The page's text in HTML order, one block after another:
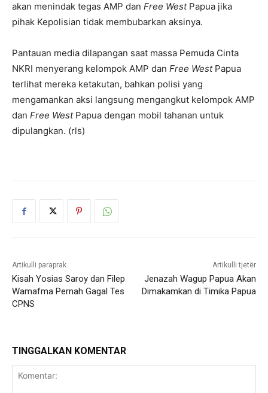
akan menindak tegas AMP dan Free WestPapua jika
pihak Kepolisian tidak membubarkan aksinya.
Pantauan media dilapangan saat massa Pemuda Cinta
NKRI menyerang kelompok AMP dan Free WestPapua
terlihat mereka ketakutan, bahkan polisi yang
mengamankan aksi langsung mengangkut kelompok AMP
dan Free WestPapua dengan mobil tahanan untuk
dipulangkan. (rls)
Artikulli paraprak
Kisah Yosias Saroy dan Filep
Wamafma Pernah Gagal Tes
CPNS
Artikulli tjetër
Jenazah Wagup Papua Akan
Dimakamkan di Timika Papua
TINGGALKAN KOMENTAR